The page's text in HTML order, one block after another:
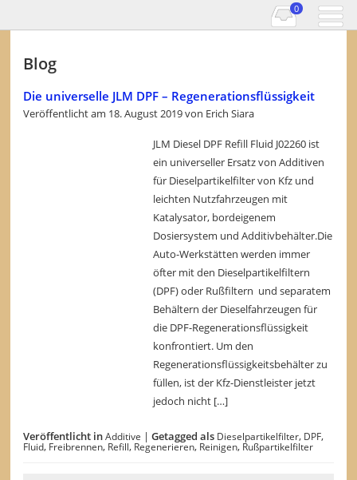
0
Blog
Die universelle JLM DPF – Regenerationsflüssigkeit
Veröffentlicht am 18. August 2019von Erich Siara
JLM Diesel DPF Refill Fluid J02260 ist
ein universeller Ersatz von Additiven
für Dieselpartikelfilter von Kfz und
leichten Nutzfahrzeugen mit
Katalysator, bordeigenem
Dosiersystem und Additivbehälter.Die
Auto-Werkstätten werden immer
öfter mit den Dieselpartikelfiltern
(DPF) oder Rußfiltern und separatem
Behältern der Dieselfahrzeugen für
die DPF-Regenerationsflüssigkeit
konfrontiert. Um den
Regenerationsflüssigkeitsbehälter zu
füllen, ist der Kfz-Dienstleister jetzt
jedoch nicht […]
Veröffentlicht in Additive |Getagged als Dieselpartikelfilter, DPF,
Fluid, Freibrennen, Refill, Regenerieren, Reinigen, Rußpartikelfilter